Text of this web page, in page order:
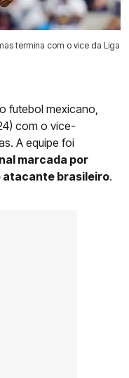
termina com o vice da Liga
futebol mexicano,
com o vice-
A equipe foi
marcada por
atacante brasileiro.